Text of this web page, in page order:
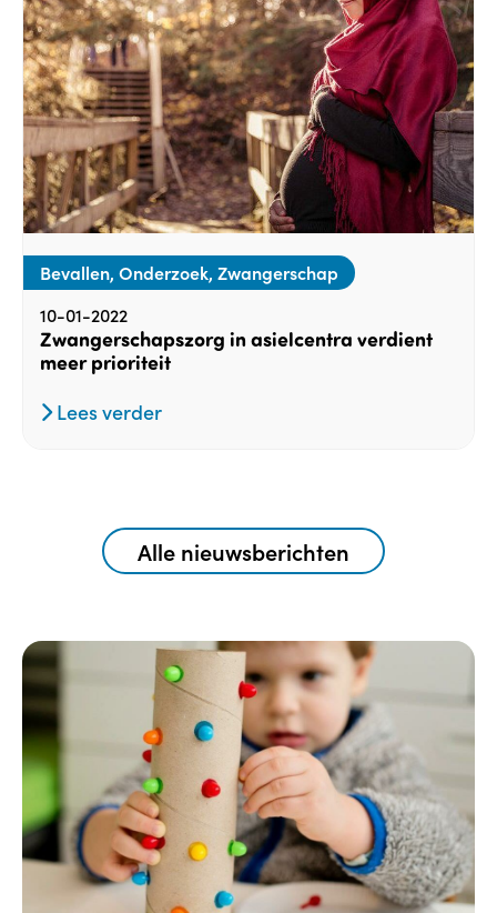
Bevallen, Onderzoek, Zwangerschap
10-01-2022
Zwangerschapszorg in asielcentra verdient
meer prioriteit
Lees verder
Alle nieuwsberichten